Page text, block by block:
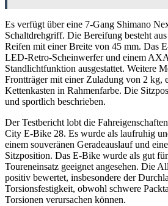
Es verfügt über eine 7-Gang Shimano
Schaltdrehgriff. Die Bereifung besteht
Reifen mit einer Breite von 45 mm. Das
LED-Retro-Scheinwerfer und einem
Standlichtfunktion ausgestattet. Weitere
Frontträger mit einer Zuladung von 2 kg,
Kettenkasten in Rahmenfarbe. Die
und sportlich beschrieben.
Der Testbericht lobt die
City E-Bike 28. Es wurde als laufruhig
einem souveränen Geradeauslauf und
Sitzposition. Das E-Bike wurde als gut
Toureneinsatz geeignet angesehen. Die
positiv bewertet, insbesondere der
Torsionsfestigkeit, obwohl schwere
Torsionen verursachen können.